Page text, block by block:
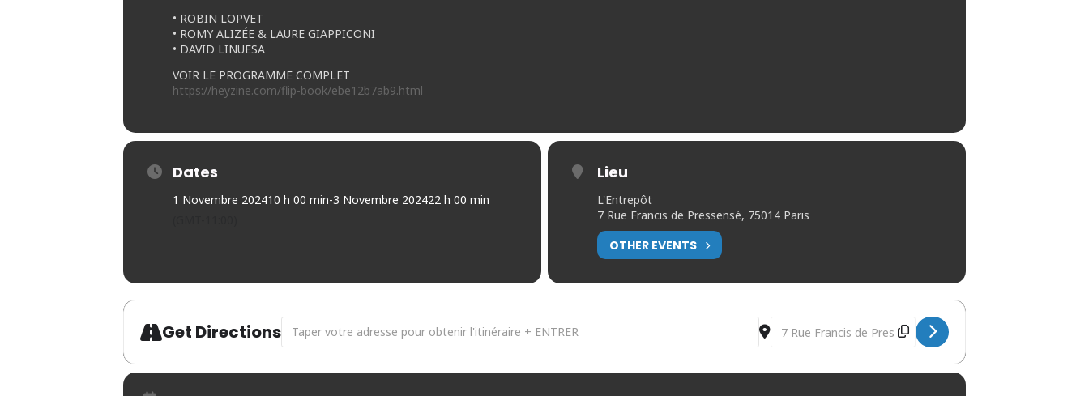
• ROBIN LOPVET
• ROMY ALIZÉE & LAURE GIAPPICONI
• DAVID LINUESA
VOIR LE PROGRAMME COMPLET
https://heyzine.com/flip-book/ebe12b7ab9.html
Dates
1 Novembre 202410 h 00 min-3 Novembre 202422 h 00 min
Lieu
L'Entrepôt
7 Rue Francis de Pressensé, 75014 Paris
OTHER EVENTS
Get Directions Address - Les Nuits Photo 2024 [FKzLwEDwB] Destination Address - Les Nuits Photo 2024 [HflOVQlFL]